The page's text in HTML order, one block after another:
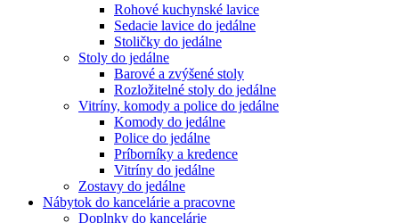
Rohové kuchynské lavice
Sedacie lavice do jedálne
Stoličky do jedálne
Stoly do jedálne
Barové a zvýšené stoly
Rozložitelné stoly do jedálne
Vitríny, komody a police do jedálne
Komody do jedálne
Police do jedálne
Príborníky a kredence
Vitríny do jedálne
Zostavy do jedálne
Nábytok do kancelárie a pracovne
Doplnky do kancelárie